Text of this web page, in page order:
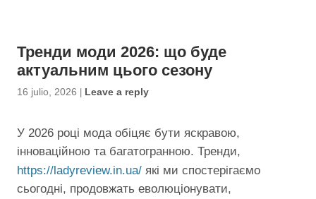
Тренди моди 2026: що буде
актуальним цього сезону
16 julio, 2026 Leave a reply
У 2026 році мода обіцяє бути яскравою,
інноваційною та багатогранною. Тренди,
https://ladyreview.in.ua/ які ми спостерігаємо
сьогодні, продовжать еволюціонувати,